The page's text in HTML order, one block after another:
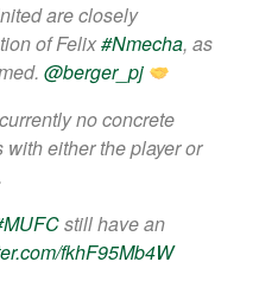
are closely
of Felix#Nmecha, as
@berger_pj
no concrete
either the player or
still have an
fkhF95Mb4W